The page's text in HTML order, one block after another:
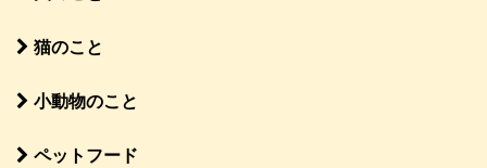
猫のこと
小動物のこと
ペットフード